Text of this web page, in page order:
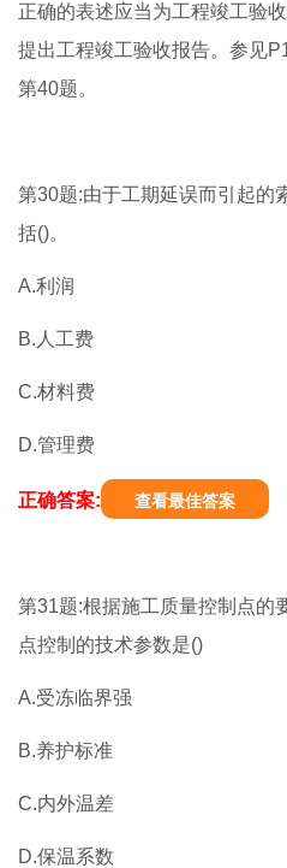
正确的表述应当为工程竣工验
提出工程竣工验收报告。参见
第40题。
第30题:由于工期延误而引起的
括()。
A.利润
B.人工费
C.材料费
D.管理费
正确答案: 查看最佳答案
第31题:根据施工质量控制点的
点控制的技术参数是()
A.受冻临界强
B.养护标准
C.内外温差
D.保温系数